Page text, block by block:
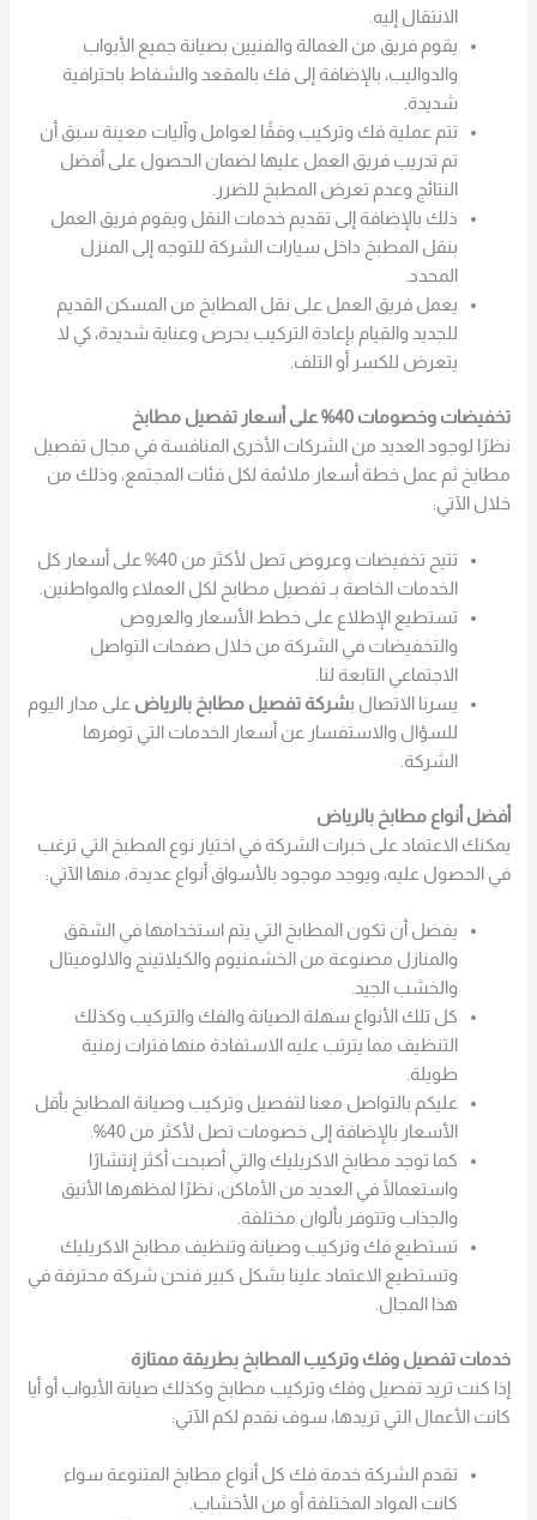
الانتقال إليه.
يقوم فريق من العمالة والفنيين بصيانة جميع الأبواب
والدواليب، بالإضافة إلى فك بالمقعد والشفاط باحترافية
شديدة.
تتم عملية فك وتركيب وفقًا لعوامل وآليات معينة سبق أن
تم تدريب فريق العمل عليها لضمان الحصول على أفضل
النتائج وعدم تعرض المطبخ للضرر.
ذلك بالإضافة إلى تقديم خدمات النقل ويقوم فريق العمل
بنقل المطبخ داخل سيارات الشركة للتوجه إلى المنزل
المحدد.
يعمل فريق العمل على نقل المطابخ من المسكن القديم
للجديد والقيام بإعادة التركيب بحرص وعناية شديدة، كي لا
يتعرض للكسر أو التلف.
تخفيضات وخصومات 40% على أسعار تفصيل مطابخ
نظرًا لوجود العديد من الشركات الأخرى المنافسة في مجال تفصيل
مطابخ ثم عمل خطة أسعار ملائمة لكل فئات المجتمع، وذلك من
خلال الآتي:
تتيح تخفيضات وعروض تصل لأكثر من 40% على أسعار كل
الخدمات الخاصة بـ تفصيل مطابخ لكل العملاء والمواطنين.
تستطيع الإطلاع على خطط الأسعار والعروض
والتخفيضات في الشركة من خلال صفحات التواصل
الاجتماعي التابعة لنا.
يسرنا الاتصال بشركة تفصيل مطابخ بالرياض على مدار اليوم
للسؤال والاستفسار عن أسعار الخدمات التي توفرها
الشركة.
أفضل أنواع مطابخ بالرياض
يمكنك الاعتماد على خبرات الشركة في اختيار نوع المطبخ التي ترغب
في الحصول عليه، ويوجد موجود بالأسواق أنواع عديدة، منها الآتي:
يفضل أن تكون المطابخ التي يتم استخدامها في الشقق
والمنازل مصنوعة من الخشمنيوم والكيلاتينج والالوميتال
والخشب الجيد.
كل تلك الأنواع سهلة الصيانة والفك والتركيب وكذلك
التنظيف مما يترتب عليه الاستفادة منها فترات زمنية
طويلة.
عليكم بالتواصل معنا لتفصيل وتركيب وصيانة المطابخ بأقل
الأسعار بالإضافة إلى خصومات تصل لأكثر من 40%.
كما توجد مطابخ الاكريليك والتي أصبحت أكثر إنتشارًا
واستعمالًا في العديد من الأماكن، نظرًا لمظهرها الأنيق
والجذاب وتتوفر بألوان مختلفة.
تستطيع فك وتركيب وصيانة وتنظيف مطابخ الاكريليك
وتستطيع الاعتماد علينا بشكل كبير فنحن شركة محترفة في
هذا المجال.
خدمات تفصيل وفك وتركيب المطابخ بطريقة ممتازة
إذا كنت تريد تفصيل وفك وتركيب مطابخ وكذلك صيانة الأبواب أو أيا
كانت الأعمال التي تريدها، سوف نقدم لكم الآتي:
تقدم الشركة خدمة فك كل أنواع مطابخ المتنوعة سواء
كانت المواد المختلفة أو من الأخشاب.